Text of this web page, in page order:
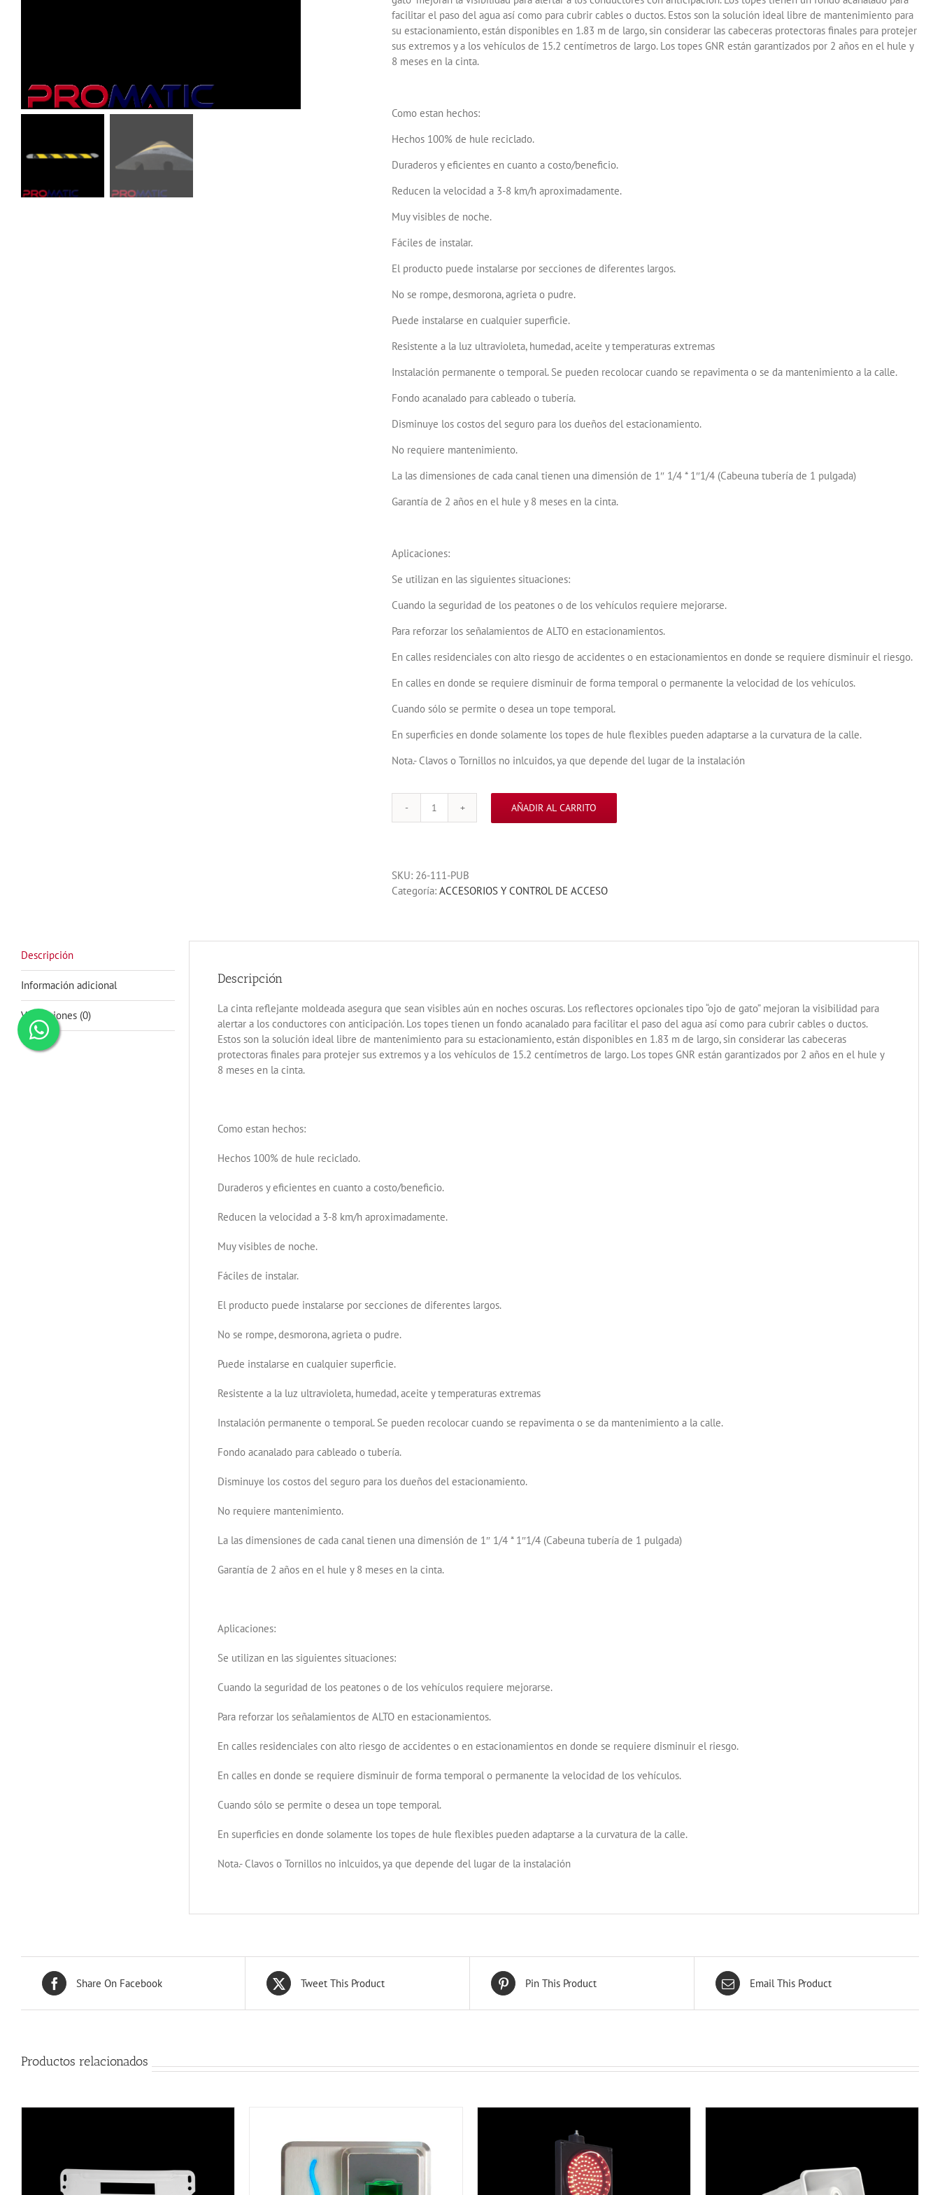
facilitar el paso del agua así como para cubrir cables o ductos. Estos son la solución ideal libre de mantenimiento para
su estacionamiento, están disponibles en 1.83 m de largo, sin considerar las cabeceras protectoras finales para protejer
sus extremos y a los vehículos de 15.2 centímetros de largo. Los topes GNR están garantizados por 2 años en el hule y
8 meses en la cinta.
Como estan hechos:
Hechos 100% de hule reciclado.
Duraderos y eficientes en cuanto a costo/beneficio.
Reducen la velocidad a 3-8 km/h aproximadamente.
Muy visibles de noche.
Fáciles de instalar.
El producto puede instalarse por secciones de diferentes largos.
No se rompe, desmorona, agrieta o pudre.
Puede instalarse en cualquier superficie.
Resistente a la luz ultravioleta, humedad, aceite y temperaturas extremas
Instalación permanente o temporal. Se pueden recolocar cuando se repavimenta o se da mantenimiento a la calle.
Fondo acanalado para cableado o tubería.
Disminuye los costos del seguro para los dueños del estacionamiento.
No requiere mantenimiento.
La las dimensiones de cada canal tienen una dimensión de 1″ 1/4 * 1″1/4 (Cabeuna tubería de 1 pulgada)
Garantía de 2 años en el hule y 8 meses en la cinta.
Aplicaciones:
Se utilizan en las siguientes situaciones:
Cuando la seguridad de los peatones o de los vehículos requiere mejorarse.
Para reforzar los señalamientos de ALTO en estacionamientos.
En calles residenciales con alto riesgo de accidentes o en estacionamientos en donde se requiere disminuir el riesgo.
En calles en donde se requiere disminuir de forma temporal o permanente la velocidad de los vehículos.
Cuando sólo se permite o desea un tope temporal.
En superficies en donde solamente los topes de hule flexibles pueden adaptarse a la curvatura de la calle.
Nota.- Clavos o Tornillos no inlcuidos, ya que depende del lugar de la instalación
TOPE
1.83
MTS
AÑADIR AL CARRITO
SKU: 26-111-PUB
Categoría: ACCESORIOS Y CONTROL DE ACCESO
Descripción
Información adicional
Valoraciones (0)
Descripción
La cinta reflejante moldeada asegura que sean visibles aún en noches oscuras. Los reflectores opcionales tipo “ojo de gato” mejoran la visibilidad para
alertar a los conductores con anticipación. Los topes tienen un fondo acanalado para facilitar el paso del agua así como para cubrir cables o ductos.
Estos son la solución ideal libre de mantenimiento para su estacionamiento, están disponibles en 1.83 m de largo, sin considerar las cabeceras
protectoras finales para protejer sus extremos y a los vehículos de 15.2 centímetros de largo. Los topes GNR están garantizados por 2 años en el hule y
8 meses en la cinta.
Como estan hechos:
Hechos 100% de hule reciclado.
Duraderos y eficientes en cuanto a costo/beneficio.
Reducen la velocidad a 3-8 km/h aproximadamente.
Muy visibles de noche.
Fáciles de instalar.
El producto puede instalarse por secciones de diferentes largos.
No se rompe, desmorona, agrieta o pudre.
Puede instalarse en cualquier superficie.
Resistente a la luz ultravioleta, humedad, aceite y temperaturas extremas
Instalación permanente o temporal. Se pueden recolocar cuando se repavimenta o se da mantenimiento a la calle.
Fondo acanalado para cableado o tubería.
Disminuye los costos del seguro para los dueños del estacionamiento.
No requiere mantenimiento.
La las dimensiones de cada canal tienen una dimensión de 1″ 1/4 * 1″1/4 (Cabeuna tubería de 1 pulgada)
Garantía de 2 años en el hule y 8 meses en la cinta.
Aplicaciones:
Se utilizan en las siguientes situaciones:
Cuando la seguridad de los peatones o de los vehículos requiere mejorarse.
Para reforzar los señalamientos de ALTO en estacionamientos.
En calles residenciales con alto riesgo de accidentes o en estacionamientos en donde se requiere disminuir el riesgo.
En calles en donde se requiere disminuir de forma temporal o permanente la velocidad de los vehículos.
Cuando sólo se permite o desea un tope temporal.
En superficies en donde solamente los topes de hule flexibles pueden adaptarse a la curvatura de la calle.
Nota.- Clavos o Tornillos no inlcuidos, ya que depende del lugar de la instalación
Share On Facebook Tweet This Product Pin This Product Email This Product
Productos relacionados